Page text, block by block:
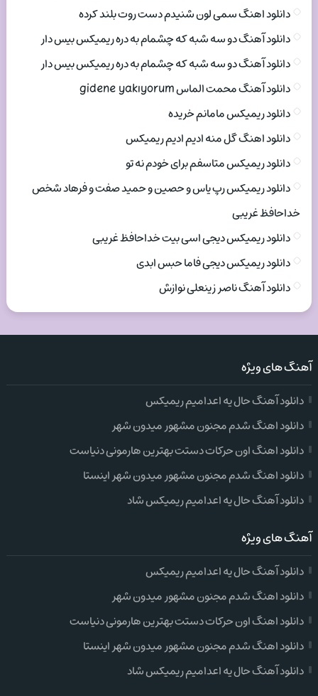
دانلود اهنگ سمی لون شنیدم دست روت بلند کرده
دانلود آهنگ دو سه شبه که چشمام به دره ریمیکس بیس دار
دانلود آهنگ دو سه شبه که چشمام به دره ریمیکس بیس دار
دانلود آهنگ محمت الماس gidene yakıyorum
دانلود ریمیکس مامانم خریده
دانلود اهنگ گل منه ادیم ادیم ریمیکس
دانلود ریمیکس متاسفم برای خودم نه تو
دانلود ریمیکس رپ یاس و حصین و حمید صفت و فرهاد شخص
خداحافظ غریبی
دانلود ریمیکس دیجی اسی بیت خداحافظ غریبی
دانلود ریمیکس دیجی فاما حبس ابدی
دانلود آهنگ ناصر زینعلی نوازش
آهنگ های ویژه
دانلود آهنگ حال یه اعدامیم ریمیکس
دانلود اهنگ شدم مجنون مشهور میدون شهر
دانلود اهنگ اون حرکات دستت بهترین هارمونی دنیاست
دانلود اهنگ شدم مجنون مشهور میدون شهر اینستا
دانلود آهنگ حال یه اعدامیم ریمیکس شاد
آهنگ های ویژه
دانلود آهنگ حال یه اعدامیم ریمیکس
دانلود اهنگ شدم مجنون مشهور میدون شهر
دانلود اهنگ اون حرکات دستت بهترین هارمونی دنیاست
دانلود اهنگ شدم مجنون مشهور میدون شهر اینستا
دانلود آهنگ حال یه اعدامیم ریمیکس شاد